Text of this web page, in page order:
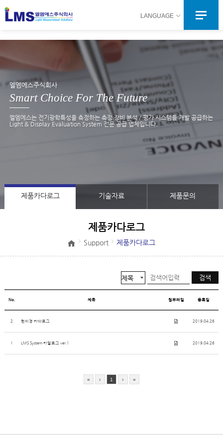
LANGUAGE
엘엠에스주식회사
Smart Choice For The Future
엘엠에스는 전기광학특성을 측정하는 측정 장비 분석 / 평가 시스템을 개발 공급하는
Light & Display Evaluation System 전문 공급 업체입니다.
제품카다로그 기술자료 제품문의
제품카다로그
Support 제품카다로그
No. 제목 첨부파일 등록일
2 현미경 카다로그 2019.04.26
1 LMS System 카달로그 ver.1 2019.04.26
« ‹ 1 › »